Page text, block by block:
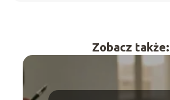
Zobacz także: